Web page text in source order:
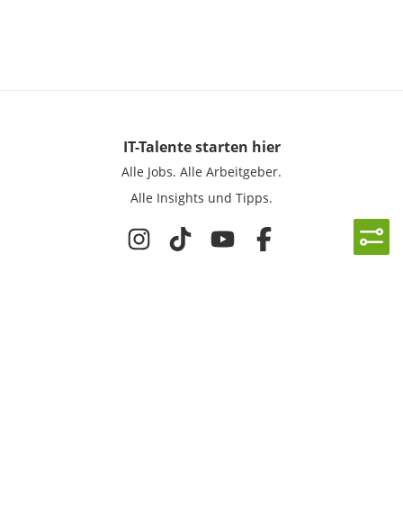
IT-Talentestarten hier
Alle Jobs. Alle Arbeitgeber.
Alle Insights und Tipps.